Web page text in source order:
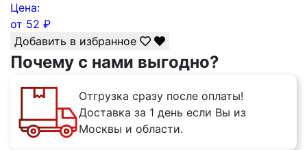
Цена:
от 52 ₽
Добавить в избранное
Почему с нами выгодно?
Отгрузка сразу после оплаты!
Доставка за 1 день если Вы из
Москвы и области.